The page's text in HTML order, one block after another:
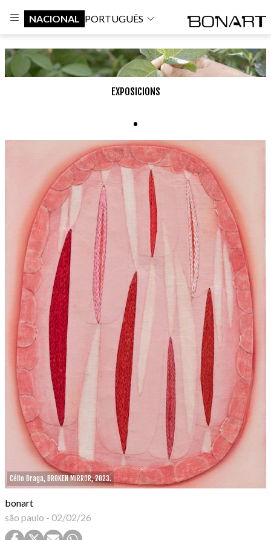
NACIONAL PORTUGUÊS
EXPOSICIONS
.
Célio Braga, BROKEN MIRROR, 2023.
bonart
são paulo - 02/02/26